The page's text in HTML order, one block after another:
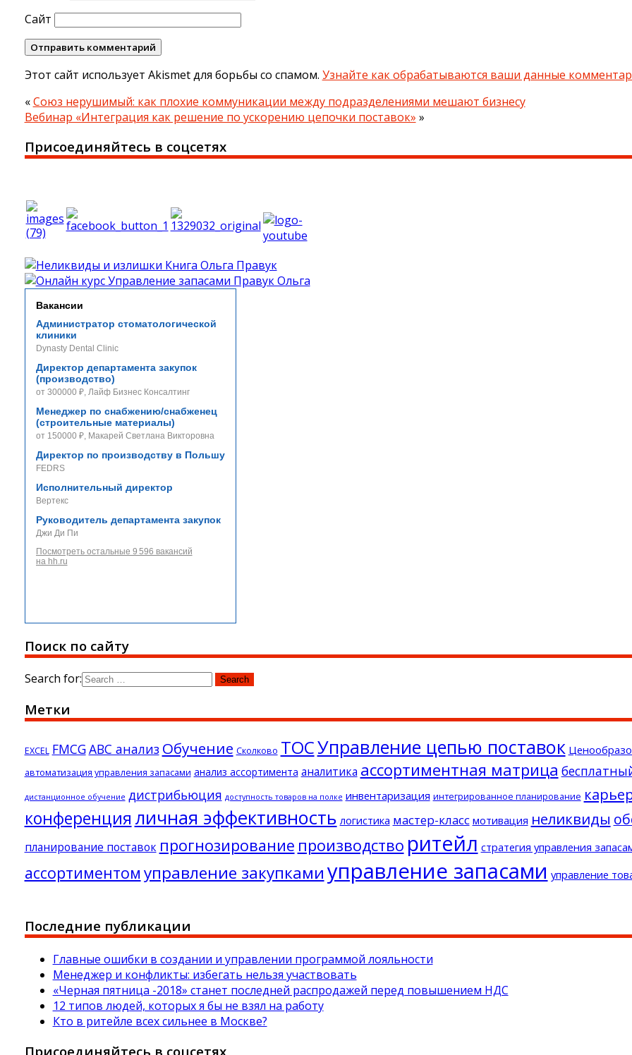
Сайт
Этот сайт использует Akismet для борьбы со спамом. Узнайте как обрабатываются ваши данные
«Союз нерушимый: как плохие коммуникации между подразделениями мешают бизнесу
Вебинар «Интеграция как решение по ускорению цепочки поставок» »
Присоединяйтесь в соцсетях
Вакансии
Администратор стоматологической
клиники
Dynasty Dental Clinic
Директор департамента закупок
(производство)
от 300000 ₽, Лайф Бизнес Консалтинг
Менеджер по снабжению/снабженец
(строительные материалы)
от 150000 ₽, Макарей Светлана Викторовна
Директор по производству в Польшу
FEDRS
Исполнительный директор
Вертекс
Руководитель департамента закупок
Джи Ди Пи
Посмотреть остальные 9 596 вакансий
на hh.ru
Поиск по сайту
Search for:
Метки
EXCEL FMCGАВС анализ Обучение Сколково ТОСУправление цепью поставок
автоматизация управления запасами анализ ассортимента аналитика ассортиментная матрица
дистанционное обучение дистрибьюция доступность товаров на полке инвентаризация интегрированное планирование
конференция личная эффективность логистика мастер-класс мотивация неликвиды
планирование поставок прогнозирование производство ритейл стратегия управления
ассортиментом управление закупкамиуправление запасами управление
Последние публикации
Главные ошибки в создании и управлении программой лояльности
Менеджер и конфликты: избегать нельзя участвовать
«Черная пятница -2018» станет последней распродажей перед повышением НДС
12 типов людей, которых я бы не взял на работу
Кто в ритейле всех сильнее в Москве?
Присоединяйтесь в соцсетях